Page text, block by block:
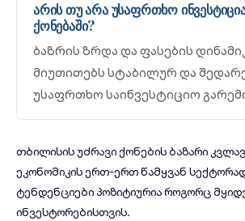
არის თუ არა უსაფრთხო
ქონებაში?
ბაზრის ზრდა და ფასების
მიუთითებს სტაბილურ და
უსაფრთხო საინვესტიციო
თბილისის უძრავი ქონების ბაზარი
ეკონომიკის ერთ-ერთ წამყვან
ტენდენციები პოზიტიურია როგორც
ინვესტორებისთვის.